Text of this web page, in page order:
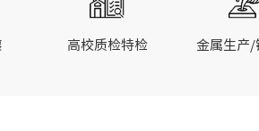
高校质检特检 金属生产/